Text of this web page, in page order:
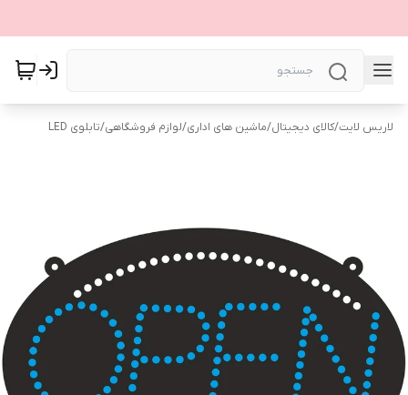
لاریس لایت/کالای دیجیتال/ماشین های اداری/لوازم فروشگاهی/تابلوی LED